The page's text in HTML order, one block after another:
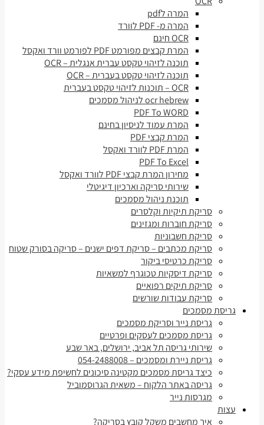
המרה לpdf
המרה מ- PDF לוורד
OCR חינם
המרת קבצים מפורמט PDF לפורמט וורד ואקסל
תוכנה לזיהוי טקסט עברית אנגלית – OCR
תוכנה לזיהוי טקסט בעברית – OCR
OCR – תוכנות לזיהוי טקסט בעברית
ocr hebrew לניהול מסמכים
PDF To WORD
המרת עמוד לניסיון בחינם
המרת קבצי PDF
המרת PDF לוורד ואקסל
PDF To Excel
מחירון המרת קבצי PDF לוורד ואקסל
שירותי סריקה וארכיון דיגיטלי
תוכנת ניהול מסמכים
סריקת תיקיות וקלסרים
סריקת חוברות ומגזינים
סריקת חשבוניות
סריקת מכתבים – סריקת דפים ישנים – סריקה בסורק שטוח
סריקת כרטיסי ביקור
סריקת דיסקיות טכוגרף למשאיות
סריקת תיקים רפואיים
סריקת עבודות שורשים
גריסת מסמכים
גריסת נייר וסריקת מסמכים
גריסת מסמכים לעסקים ופרטיים
שירותי גריסה תל אביב, ירושלים, באר שבע
גריסת ניירת ומסמכים – 054-2488008
כיצד גריסת מסמכים מקטינה סיכונים לחשיפת מידע עסקי?
גריסה באתר הלקוח – משאית הגרוסמוביל
מגרסות נייר
עצות
איך מחשבים משקל קובץ בסריקה?